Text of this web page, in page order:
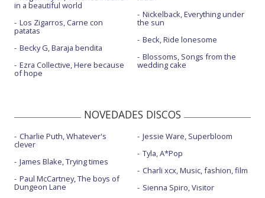
in a beautiful world
Los Zigarros, Carne con
patatas
Becky G, Baraja bendita
Ezra Collective, Here because
of hope
Nickelback, Everything under
the sun
Beck, Ride lonesome
Blossoms, Songs from the
wedding cake
NOVEDADES DISCOS
Charlie Puth, Whatever's
clever
James Blake, Trying times
Paul McCartney, The boys of
Dungeon Lane
Jessie Ware, Superbloom
Tyla, A*Pop
Charli xcx, Music, fashion, film
Sienna Spiro, Visitor